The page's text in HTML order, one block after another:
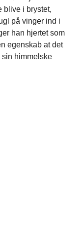
blive i brystet,
på vinger ind i
han hjertet som
egenskab at det
sin himmelske